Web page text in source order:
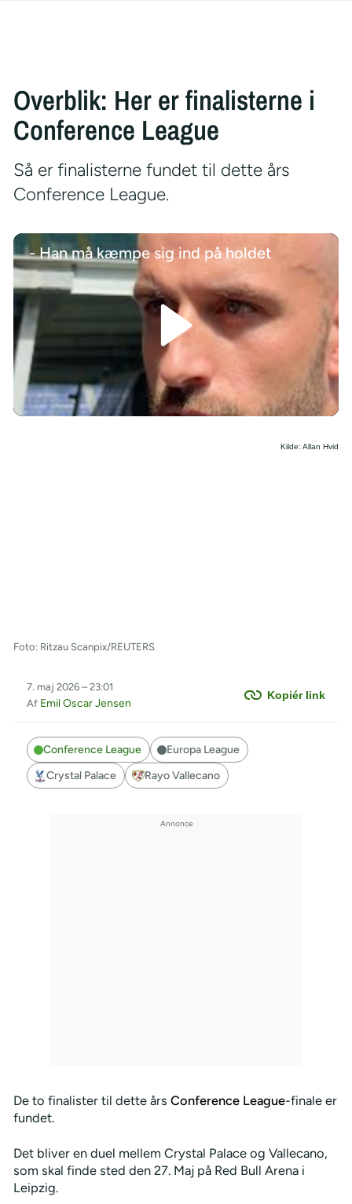
Overblik: Her er finalisterne i
Conference League
Så er finalisterne fundet til dette års
Conference League.
- Han må kæmpe sig ind på holdet
Kilde: Allan Hvid
Foto: Ritzau Scanpix/REUTERS
Kopiér link
7. maj 2026 – 23:01
Af Emil Oscar Jensen
Conference League
Crystal Palace
Europa League
Rayo Vallecano
De to finalister til dette års Conference League-finale er
fundet.
Det bliver en duel mellem Crystal Palace og Vallecano,
som skal finde sted den 27. Maj på Red Bull Arena i
Leipzig.